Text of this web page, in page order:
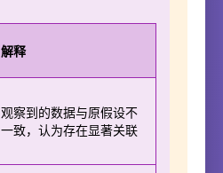
解释
观察到的数据与原假设不
一致，认为存在显著关联